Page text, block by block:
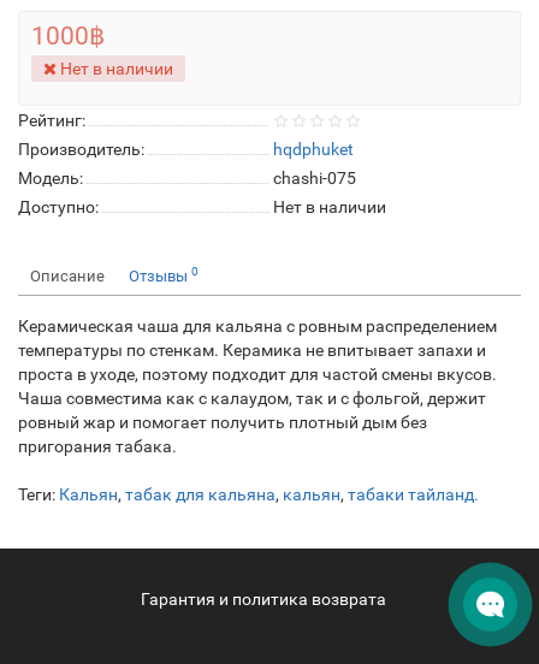
Рейтинг:
Производитель:
hqdphuket
Модель:
chashi-075
Доступно:
Нет в наличии
1000฿
Нет в наличии
Описание Отзывы 0
Керамическая чаша для кальяна с ровным распределением
температуры по стенкам. Керамика не впитывает запахи и
проста в уходе, поэтому подходит для частой смены вкусов.
Чаша совместима как с калаудом, так и с фольгой, держит
ровный жар и помогает получить плотный дым без
пригорания табака.
Теги: Кальян, табак для кальяна, кальян, табаки тайланд.
Гарантия и политика возврата